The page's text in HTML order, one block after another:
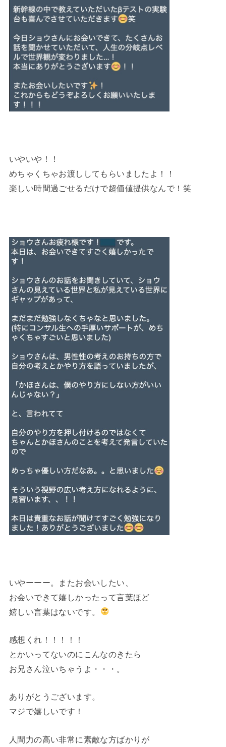
いやいや！！
めちゃくちゃお渡ししてもらいましたよ！！
楽しい時間過ごせるだけで超価値提供なんで！笑
いやーーー。またお会いしたい、
お会いできて嬉しかったって言葉ほど
嬉しい言葉はないです。
感想くれ！！！！！
とかいってないのにこんなのきたら
お兄さん泣いちゃうよ・・・。
ありがとうございます。
マジで嬉しいです！
人間力の高い非常に素敵な方ばかりが